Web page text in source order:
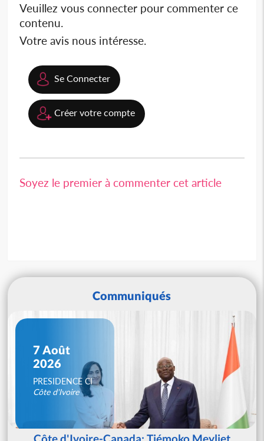
Veuillez vous connecter pour commenter ce
contenu.
Votre avis nous intéresse.
Se Connecter
Créer votre compte
Soyez le premier à commenter cet article
Communiqués
7 Août
2026
PRESIDENCE CI
Côte d'Ivoire